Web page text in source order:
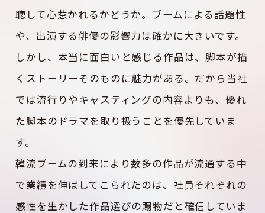
聴して心惹かれるかどうか。ブームによる話題性
や、出演する俳優の影響力は確かに大きいです。
しかし、本当に面白いと感じる作品は、脚本が描
くストーリーそのものに魅力がある。だから当社
では流行りやキャスティングの内容よりも、優れ
た脚本のドラマを取り扱うことを優先していま
す。
韓流ブームの到来により数多の作品が流通する中
で業績を伸ばしてこられたのは、社員それぞれの
感性を生かした作品選びの賜物だと確信していま